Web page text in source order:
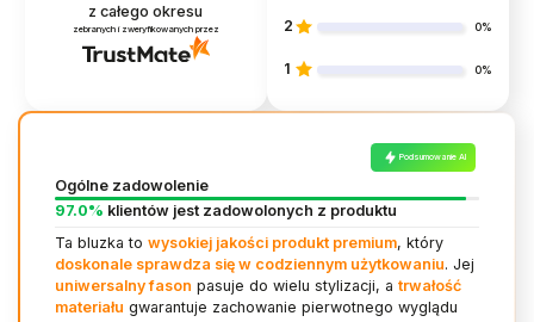
z całego okresu
zebranych i zweryfikowanych przez 2 0%
1 0%
Podsumowanie AI
Ogólne zadowolenie
97.0% klientów jest zadowolonych z produktu
Ta bluzka towysokiej jakości produkt premium, który
doskonale sprawdza się w codziennym użytkowaniu. Jej
uniwersalny fason pasuje do wielu stylizacji, atrwałość
materiału gwarantuje zachowanie pierwotnego wyglądu